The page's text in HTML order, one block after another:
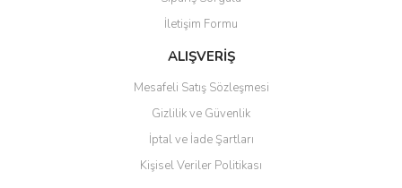
Bu ürüne benzer farklı alternatifler olmalı.
Gönder
İletişim Formu
ALIŞVERİŞ
Mesafeli Satış Sözleşmesi
Gizlilik ve Güvenlik
İptal ve İade Şartları
Kişisel Veriler Politikası